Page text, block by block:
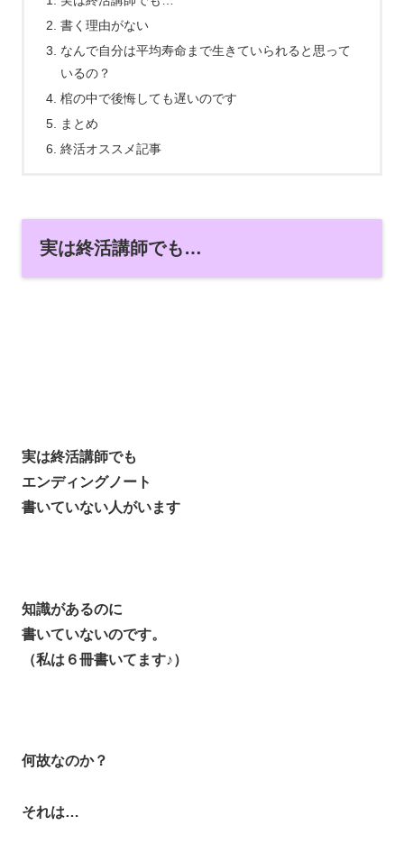
書く理由がない
なんで自分は平均寿命まで生きていられると思って
いるの？
棺の中で後悔しても遅いのです
まとめ
終活オススメ記事
実は終活講師でも…
実は終活講師でも
エンディングノート
書いていない人がいます
知識があるのに
書いていないのです。
（私は６冊書いてます♪）
何故なのか？
それは…